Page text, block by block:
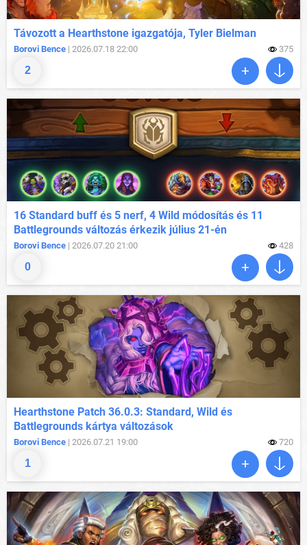
2
Távozott a Hearthstone igazgatója, Tyler Bielman
Borovi Bence | 2026.07.18 22:00 375
0
16 Standard buff és 5 nerf, 4 Wild módosítás és 11
Battlegrounds változás érkezik július 21-én
Borovi Bence | 2026.07.20 21:00 428
1
Hearthstone Patch 36.0.3: Standard, Wild és
Battlegrounds kártya változások
Borovi Bence | 2026.07.21 19:00 720